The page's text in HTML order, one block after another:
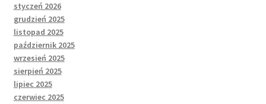
styczeń 2026
grudzień 2025
listopad 2025
październik 2025
wrzesień 2025
sierpień 2025
lipiec 2025
czerwiec 2025